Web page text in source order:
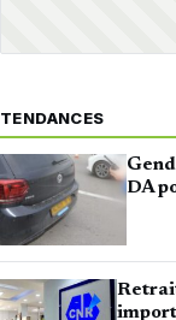
TENDANCES
DA